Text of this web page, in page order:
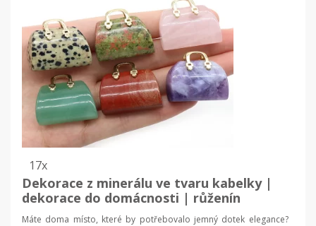
17x
Dekorace z minerálu ve tvaru kabelky |
dekorace do domácnosti | růženín
dekorace, krystal doplněk
Máte doma místo, které by potřebovalo jemný dotek elegance?